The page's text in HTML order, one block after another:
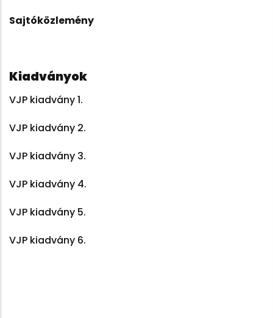
Sajtóközlemény
Kiadványok
VJP kiadvány 1.
VJP kiadvány 2.
VJP kiadvány 3.
VJP kiadvány 4.
VJP kiadvány 5.
VJP kiadvány 6.